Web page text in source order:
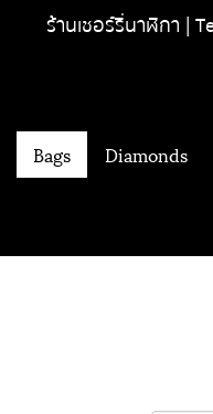
ร้านเชอร์รี่นาฬิกา |
Bags Diamonds